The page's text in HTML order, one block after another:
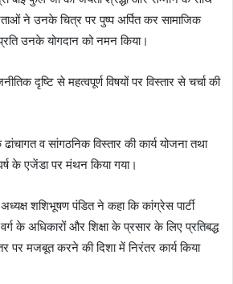
ने उनके चित्र पर पुष्प अर्पित कर सामाजिक
उनके योगदान को नमन किया।
दृष्टि से महत्वपूर्ण विषयों पर विस्तार से चर्चा की
व सांगठनिक विस्तार की कार्य योजना तथा
के एजेंडा पर मंथन किया गया।
शशिभूषण पंडित ने कहा कि कांग्रेस पार्टी
के अधिकारों और शिक्षा के प्रसार के लिए प्रतिबद्ध
पर मजबूत करने की दिशा में निरंतर कार्य किया